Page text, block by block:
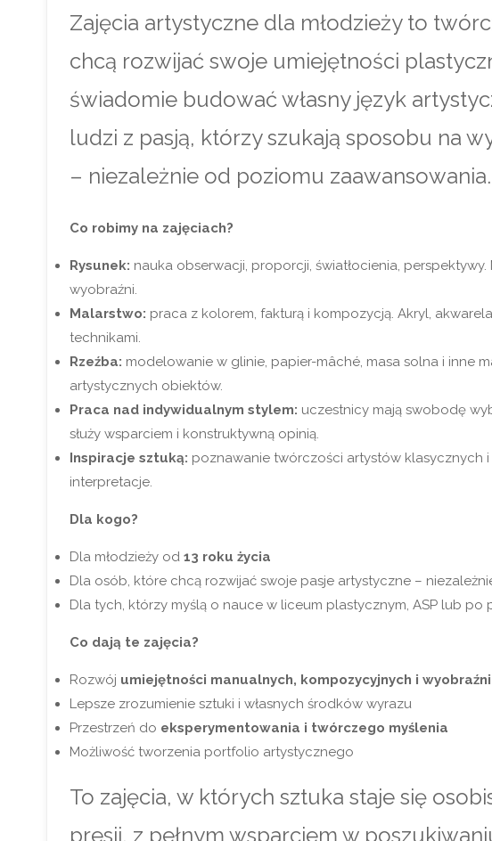
Zajęcia artystyczne dla młodzieży to
chcą rozwijać swoje umiejętności
świadomie budować własny język
ludzi z pasją, którzy szukają sposobu na
– niezależnie od poziomu zaawansowania.
Co robimy na zajęciach?
Rysunek: nauka obserwacji, proporcji, światłocienia,
wyobraźni.
Malarstwo: praca z kolorem, fakturą i kompozycją. Akryl,
technikami.
Rzeźba: modelowanie w glinie, papier-mâché, masa solna i inne
artystycznych obiektów.
Praca nad indywidualnym stylem: uczestnicy mają swobodę
służy wsparciem i konstruktywną opinią.
Inspiracje sztuką: poznawanie twórczości artystów klasycznych
interpretacje.
Dla kogo?
Dla młodzieży od 13 roku życia
Dla osób, które chcą rozwijać swoje pasje artystyczne –
Dla tych, którzy myślą o nauce w liceum plastycznym, ASP lub po
Co dają te zajęcia?
Rozwój umiejętności manualnych, kompozycyjnych i
Lepsze zrozumienie sztuki i własnych środków wyrazu
Przestrzeń do eksperymentowania i twórczego myślenia
Możliwość tworzenia portfolio artystycznego
To zajęcia, w których sztuka staje się
presji, z pełnym wsparciem w